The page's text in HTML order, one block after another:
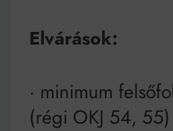
Elvárások:
· minimum
(régi OKJ 54, 55)